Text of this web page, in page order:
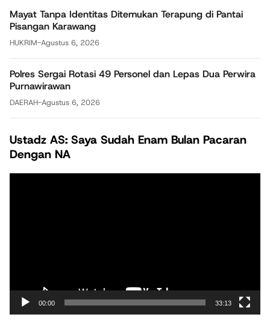
Mayat Tanpa Identitas Ditemukan Terapung di Pantai
Pisangan Karawang
HUKRIM-Agustus 6, 2026
Polres Sergai Rotasi 49 Personel dan Lepas Dua Perwira
Purnawirawan
DAERAH-Agustus 6, 2026
Ustadz AS: Saya Sudah Enam Bulan Pacaran
Dengan NA
00:00 33:13